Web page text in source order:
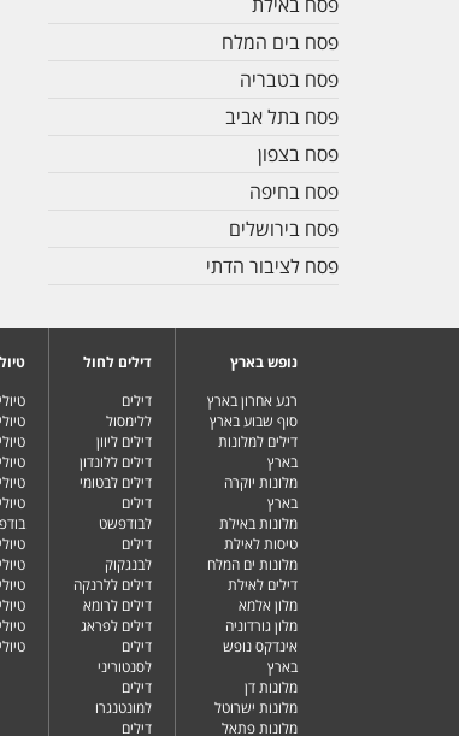
פסח בים המלח
פסח בטבריה
פסח בתל אביב
פסח בצפון
פסח בחיפה
פסח בירושלים
פסח לציבור הדתי
נופש בארץ
רגע אחרון בארץ
סוף שבוע בארץ
דילים למלונות
בארץ
מלונות יוקרה
בארץ
מלונות באילת
טיסות לאילת
מלונות ים המלח
דילים לאילת
מלון אלמא
מלון גורדוניה
אינדקס נופש
בארץ
מלונות דן
מלונות ישרוטל
מלונות פתאל
דילים לחול
דילים
ללימסול
דילים ליוון
דילים ללונדון
דילים לבטומי
דילים
לבודפשט
דילים
לבנגקוק
דילים ללרנקה
דילים לרומא
דילים לפראג
דילים
לסנטוריני
דילים
למונטנגרו
דילים